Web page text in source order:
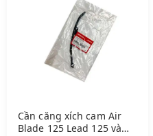
Cần căng xích cam Air
Blade 125 Lead 125 và